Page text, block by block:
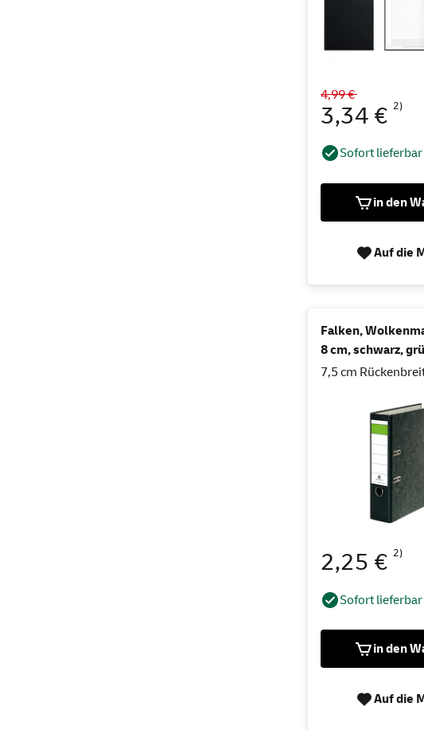
4,99 €
3,34 € 2)
Sofort lieferbar
in den
Auf die
Falken,
8 cm, schwarz,
7,5 cm
2,25 € 2)
Sofort lieferbar
in den
Auf die